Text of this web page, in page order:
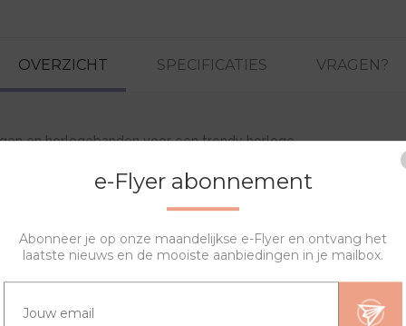
OVERZICHT SPECIFICATIES VRAGEN?
en horlogebanden voor een trendy horloge.
GERELATEERDE PRODUCTEN
e-Flyer abonnement
Abonneer je op onze maandelijkse e-Flyer en ontvang het
laatste nieuws en de mooiste aanbiedingen in je mailbox.